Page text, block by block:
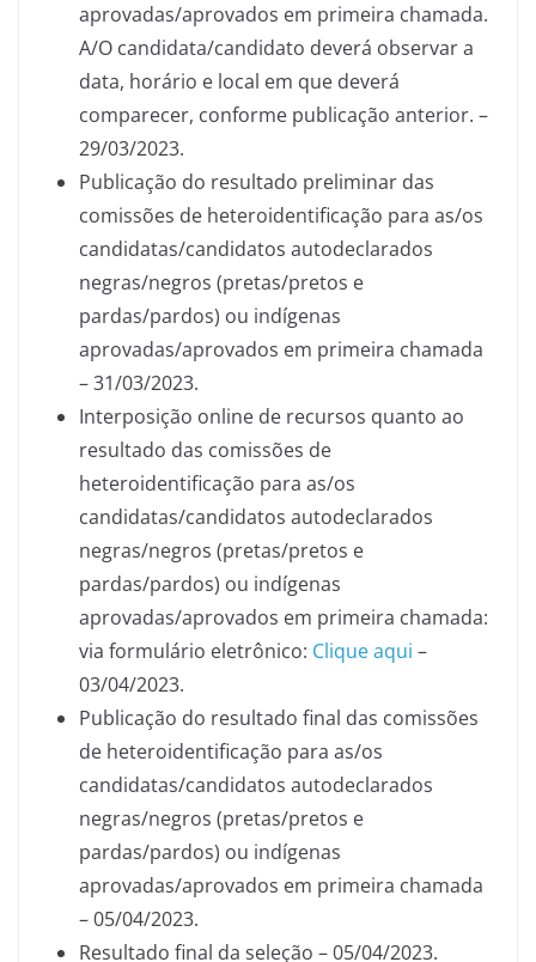
aprovadas/aprovados em primeira chamada.
A/O candidata/candidato deverá observar a
data, horário e local em que deverá
comparecer, conforme publicação anterior. –
29/03/2023.
Publicação do resultado preliminar das
comissões de heteroidentificação para as/os
candidatas/candidatos autodeclarados
negras/negros (pretas/pretos e
pardas/pardos) ou indígenas
aprovadas/aprovados em primeira chamada
– 31/03/2023.
Interposição online de recursos quanto ao
resultado das comissões de
heteroidentificação para as/os
candidatas/candidatos autodeclarados
negras/negros (pretas/pretos e
pardas/pardos) ou indígenas
aprovadas/aprovados em primeira chamada:
via formulário eletrônico: Clique aqui –
03/04/2023.
Publicação do resultado final das comissões
de heteroidentificação para as/os
candidatas/candidatos autodeclarados
negras/negros (pretas/pretos e
pardas/pardos) ou indígenas
aprovadas/aprovados em primeira chamada
– 05/04/2023.
Resultado final da seleção – 05/04/2023.